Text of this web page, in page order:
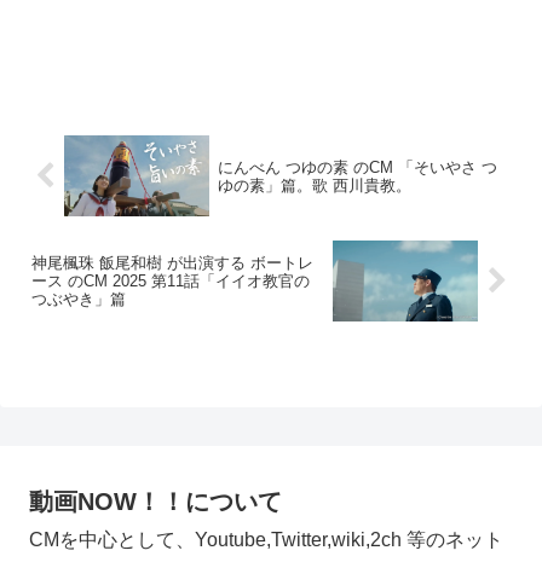
にんべん つゆの素 のCM 「そいやさ つ
ゆの素」篇。歌 西川貴教。
神尾楓珠 飯尾和樹 が出演する ボートレ
ース のCM 2025 第11話「イイオ教官の
つぶやき」篇
動画NOW！！について
CMを中心として、Youtube,Twitter,wiki,2ch 等のネット